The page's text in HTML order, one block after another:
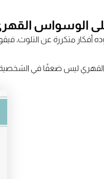
الوسواس
أفكار متكررة عن التلوث،
ليس ضعفًا في